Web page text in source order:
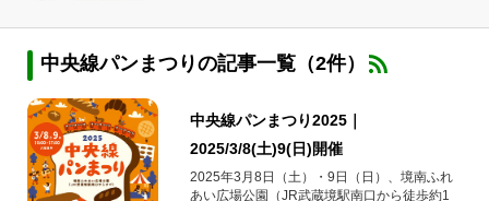
中央線パンまつりの記事一覧（2件）
中央線パンまつり2025｜
2025/3/8(土)9(日)開催
2025年3月8日（土）・9日（日）、境南ふれ
あい広場公園（JR武蔵境駅南口から徒歩約1